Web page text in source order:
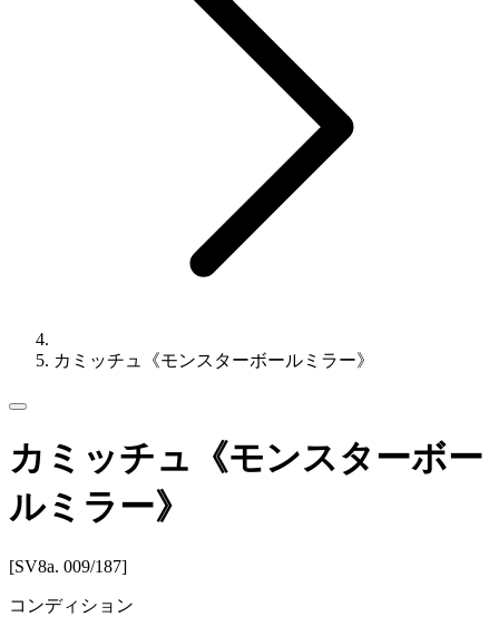
カミッチュ《モンスターボールミラー》
カミッチュ《モンスターボー
ルミラー》
[SV8a. 009/187]
コンディション